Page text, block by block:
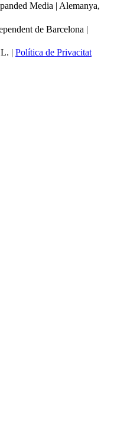
Media | Alemanya,
de Barcelona |
| Política de Privacitat